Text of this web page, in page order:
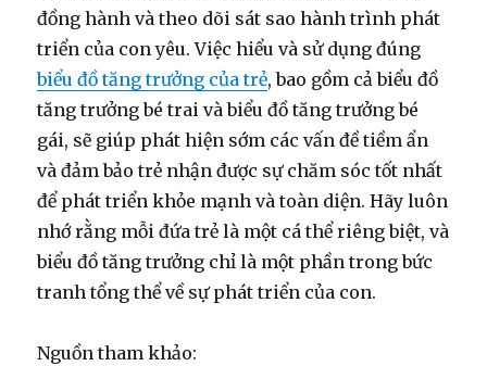
đồng hành và theo dõi sát sao hành trình phát
triển của con yêu. Việc hiểu và sử dụng đúng
biểu đồ tăng trưởng của trẻ, bao gồm cả biểu đồ
tăng trưởng bé trai và biểu đồ tăng trưởng bé
gái, sẽ giúp phát hiện sớm các vấn đề tiềm ẩn
và đảm bảo trẻ nhận được sự chăm sóc tốt nhất
để phát triển khỏe mạnh và toàn diện. Hãy luôn
nhớ rằng mỗi đứa trẻ là một cá thể riêng biệt, và
biểu đồ tăng trưởng chỉ là một phần trong bức
tranh tổng thể về sự phát triển của con.
Nguồn tham khảo: